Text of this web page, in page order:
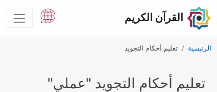
القرآن الكريم
الرئيسية تعليم أحكام التجويد
تعليم أحكام التجويد "عملي"